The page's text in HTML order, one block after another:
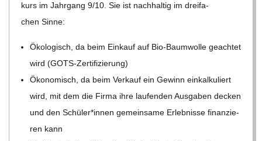
kurs im Jahr­gang 9/​10. Sie ist nach­hal­tig im drei­fa­
chen Sinne:
Öko­lo­gisch, da beim Ein­kauf auf Bio-Baum­wolle geach­tet
wird (GOTS-Zer­ti­fi­zie­rung)
Öko­no­misch, da beim Ver­kauf ein Gewinn ein­kal­ku­liert
wird, mit dem die Firma ihre lau­fen­den Aus­ga­ben decken
und den Schüler*innen gemein­same Erleb­nisse finan­zie­
ren kann